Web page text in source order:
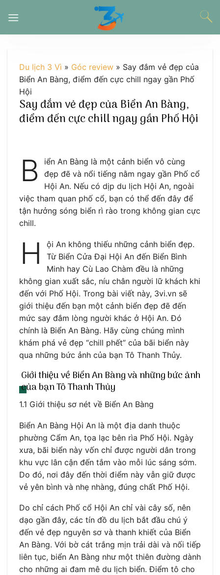
đến
Du lịch 3 Vì » Góc review » Say đắm vẻ đẹp của
Biển An Bàng, điểm đến cực chill ngay gần Phố
Hội
Say đắm vẻ đẹp của Biển An Bàng,
điểm đến cực chill ngay gần Phố Hội
B
iển An Bàng là một cảnh biển vô cùng
đẹp đẽ và nổi tiếng nằm ngay gần Phố cổ
Hội An. Nếu có dịp du lịch Hội An, ngoài
việc tham quan phố cổ, bạn có thể đến đây để
tận hưởng sóng biển rì rào trong không gian cực
chill.
H
ội An không thiếu những cảnh biển đẹp.
Từ Biển Cửa Đại Hội An đến Biển Bình
Minh hay Cù Lao Chàm đều là những
không gian xuất sắc, níu chân người lữ khách khi
đến với Phố Hội. Trong bài viết này, 3vi.vn sẽ
giới thiệu đến bạn một cảnh biển đẹp đẽ đến
mức say đắm lòng người khác ở Hội An. Đó
chính là Biển An Bàng. Hãy cùng chúng mình
khám phá vẻ đẹp “chill phết” của bãi biển này
qua những bức ảnh của bạn Tô Thanh Thủy.
Giới thiệu về Biển An Bàng và những bức ảnh
của bạn Tô Thanh Thủy
1.1 Giới thiệu sơ nét về Biển An Bàng
Biển An Bàng Hội An là một địa danh thuộc
phường Cẩm An, tọa lạc bên rìa Phố Hội. Ngày
xưa, bãi biển này vốn chỉ được người dân trong
khu vực lân cận đến tắm vào mỗi lúc sáng sớm.
Do đó, nơi đây đến thời điểm này vẫn giữ được
vẻ yên bình và nhẹ nhàng, đúng chất Phố Hội.
Do chỉ cách Phố cổ Hội An chỉ vài cây số, nên
dạo gần đây, các tín đồ du lịch bắt đầu chú ý
đến vẻ đẹp nguyên sơ và thanh khiết của Biển
An Bàng. Với bờ cát trắng mịn trải dài và nối tiếp
liên tục, biển An Bàng như một thiên đường dành
cho những ai đam mê du lịch biển. Điểm tô cho